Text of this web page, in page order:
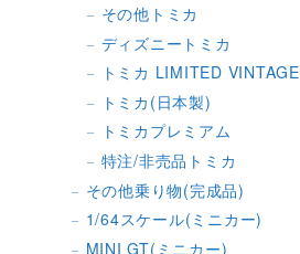
その他トミカ
ディズニートミカ
トミカ LIMITED VINTAGE
トミカ(日本製)
トミカプレミアム
特注/非売品トミカ
その他乗り物(完成品)
1/64スケール(ミニカー)
MINI GT(ミニカー)